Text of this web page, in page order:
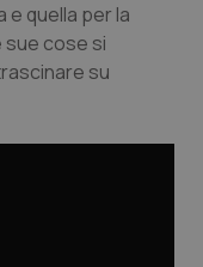
e quella per la
sue cose si
su